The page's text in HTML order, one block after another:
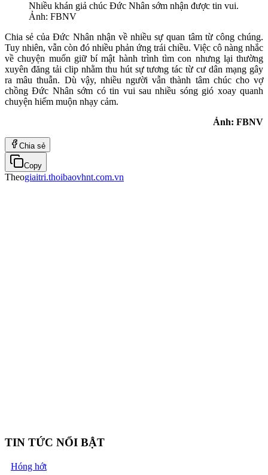
Nhiều khán giả chúc Đức Nhân sớm nhận được tin vui.
Ảnh: FBNV
Chia sẻ của Đức Nhân nhận về nhiều sự quan tâm từ công chúng.
Tuy nhiên, vẫn còn đó nhiều phản ứng trái chiều. Việc cô nàng nhắc
về chuyện muốn giữ bí mật hành trình tìm con nhưng lại thường
xuyên đăng tải clip nhằm thu hút sự tương tác từ cư dân mạng gây
ra mâu thuẫn. Dù vậy, nhiều người vẫn thành tâm chúc cho vợ
chồng Đức Nhân sớm có tin vui sau nhiều sóng gió xoay quanh
chuyện hiếm muộn nhạy cảm.
Ảnh: FBNV
Chia sẻ
Copy
Theogiaitri.thoibaovhnt.com.vn
TIN TỨC NỔI BẬT
Hóng hớt